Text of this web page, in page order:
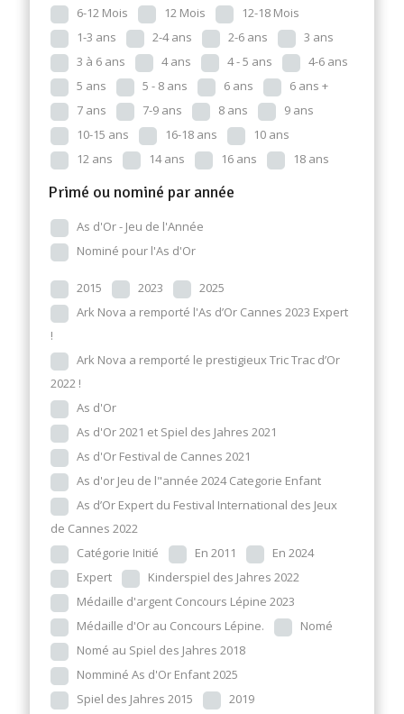
6-12 Mois
12 Mois
12-18 Mois
1-3 ans
2-4 ans 2-6 ans
3 ans
3 à 6 ans
4 ans 4 - 5 ans
4-6 ans
5 ans
5 - 8 ans 6 ans
6 ans +
7 ans
7-9 ans 8 ans
9 ans
10-15 ans
16-18 ans
10 ans
12 ans
14 ans 16 ans 18 ans
Primé ou nominé par année
As d'Or - Jeu de l'Année
Nominé pour l'As d'Or
2015 2023
2025
Ark Nova a remporté l'As d’Or Cannes 2023 Expert
!
Ark Nova a remporté le prestigieux Tric Trac d’Or
2022 !
As d'Or
As d'Or 2021 et Spiel des Jahres 2021
As d'Or Festival de Cannes 2021
As d'or Jeu de l"année 2024 Categorie Enfant
As d’Or Expert du Festival International des Jeux
de Cannes 2022
Catégorie Initié
En 2011
En 2024
Expert
Kinderspiel des Jahres 2022
Médaille d'argent Concours Lépine 2023
Médaille d'Or au Concours Lépine.
Nomé
Nomé au Spiel des Jahres 2018
Nomminé As d'Or Enfant 2025
Spiel des Jahres 2015
2019